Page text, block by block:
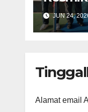
JUN 24,
Alamat email